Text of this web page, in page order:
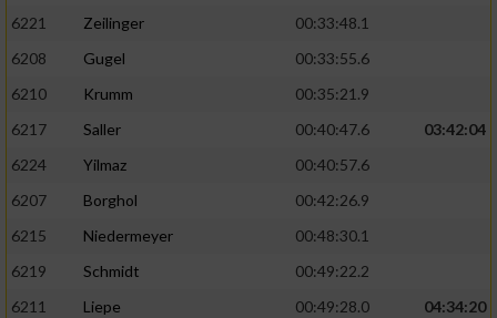
6221
Zeilinger
00:33:48.1
6208
Gugel
00:33:55.6
6210
Krumm
00:35:21.9
6217
Saller 00:40:47.6
03:42:04
6224
Yilmaz
00:40:57.6
6207
Borghol
00:42:26.9
6215
Niedermeyer
00:48:30.1
6219
Schmidt
00:49:22.2
6211
Liepe 00:49:28.0
04:34:20